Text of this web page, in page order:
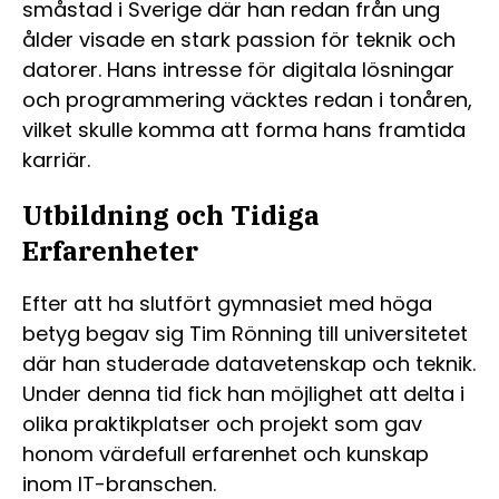
småstad i Sverige där han redan från ung
ålder visade en stark passion för teknik och
datorer. Hans intresse för digitala lösningar
och programmering väcktes redan i tonåren,
vilket skulle komma att forma hans framtida
karriär.
Utbildning och Tidiga
Erfarenheter
Efter att ha slutfört gymnasiet med höga
betyg begav sig Tim Rönning till universitetet
där han studerade datavetenskap och teknik.
Under denna tid fick han möjlighet att delta i
olika praktikplatser och projekt som gav
honom värdefull erfarenhet och kunskap
inom IT-branschen.